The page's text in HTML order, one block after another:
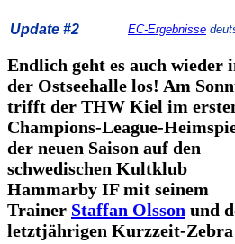
Update #2 EC-Ergebnisse
Endlich geht es auch wieder
der Ostseehalle los! Am
trifft der THW Kiel im
Champions-League-
der neuen Saison auf den
schwedischen Kultklub
Hammarby IF mit seinem
Trainer Staffan Olsson und
letztjährigen Kurzzeit-Zebra